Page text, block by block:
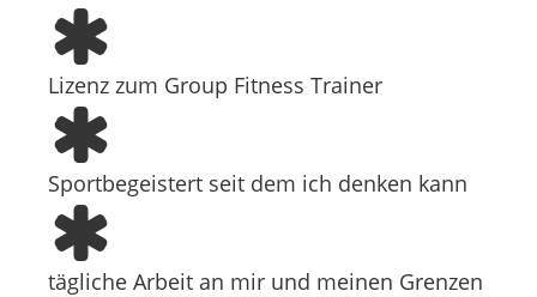
Lizenz zum Group Fitness Trainer
Sportbegeistert seit dem ich denken kann
tägliche Arbeit an mir und meinen Grenzen